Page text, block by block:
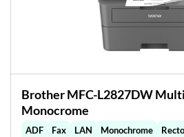
Brother MFC-L2827DW
Monocrome
ADF Fax LAN Monochrome